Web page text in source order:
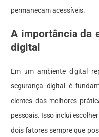
permaneçam acessíveis.
A importância da
digital
Em um ambiente digital
segurança digital é
cientes das melhores
pessoais. Isso inclui
dois fatores sempre que